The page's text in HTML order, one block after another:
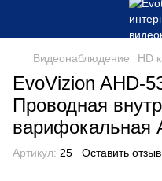
Видеонаблюдение HD
EvoVizion AHD-
Проводная
варифокальная
Артикул: 25 Оставить отзыв